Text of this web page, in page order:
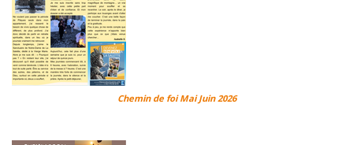
Chemin de foi Mai Juin 2026